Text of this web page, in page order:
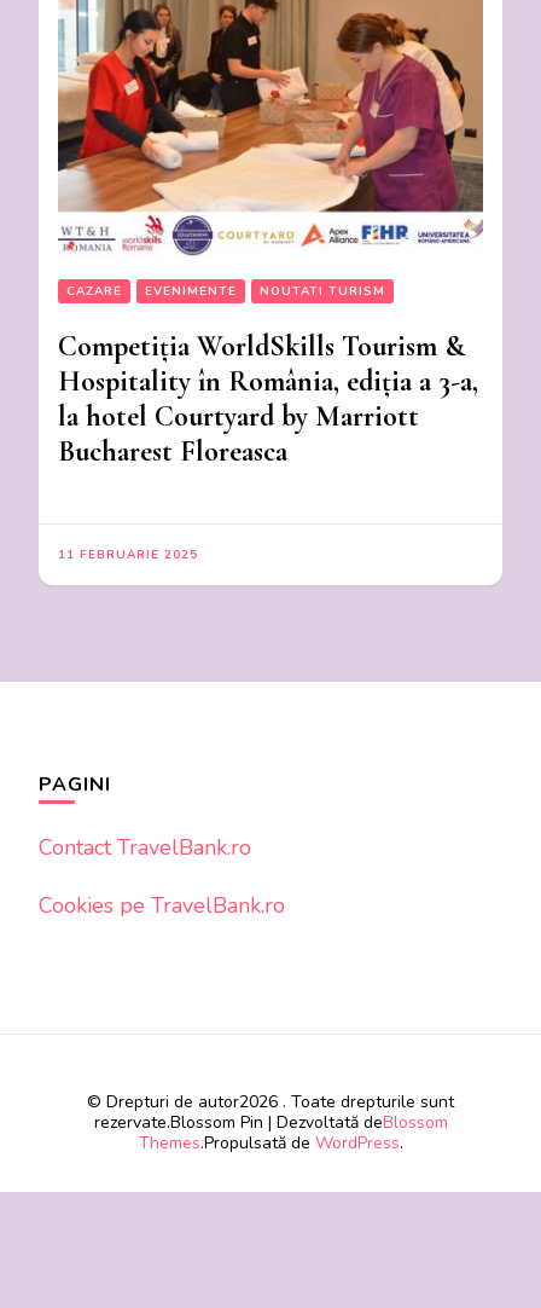
CAZARE EVENIMENTE NOUTATI TURISM
Competiția WorldSkills Tourism &
Hospitality în România, ediția a 3-a,
la hotel Courtyard by Marriott
Bucharest Floreasca
11 FEBRUARIE 2025
PAGINI
Contact TravelBank.ro
Cookies pe TravelBank.ro
© Drepturi de autor2026 . Toate drepturile sunt
rezervate.Blossom Pin | Dezvoltată deBlossom
Themes.Propulsată de WordPress.